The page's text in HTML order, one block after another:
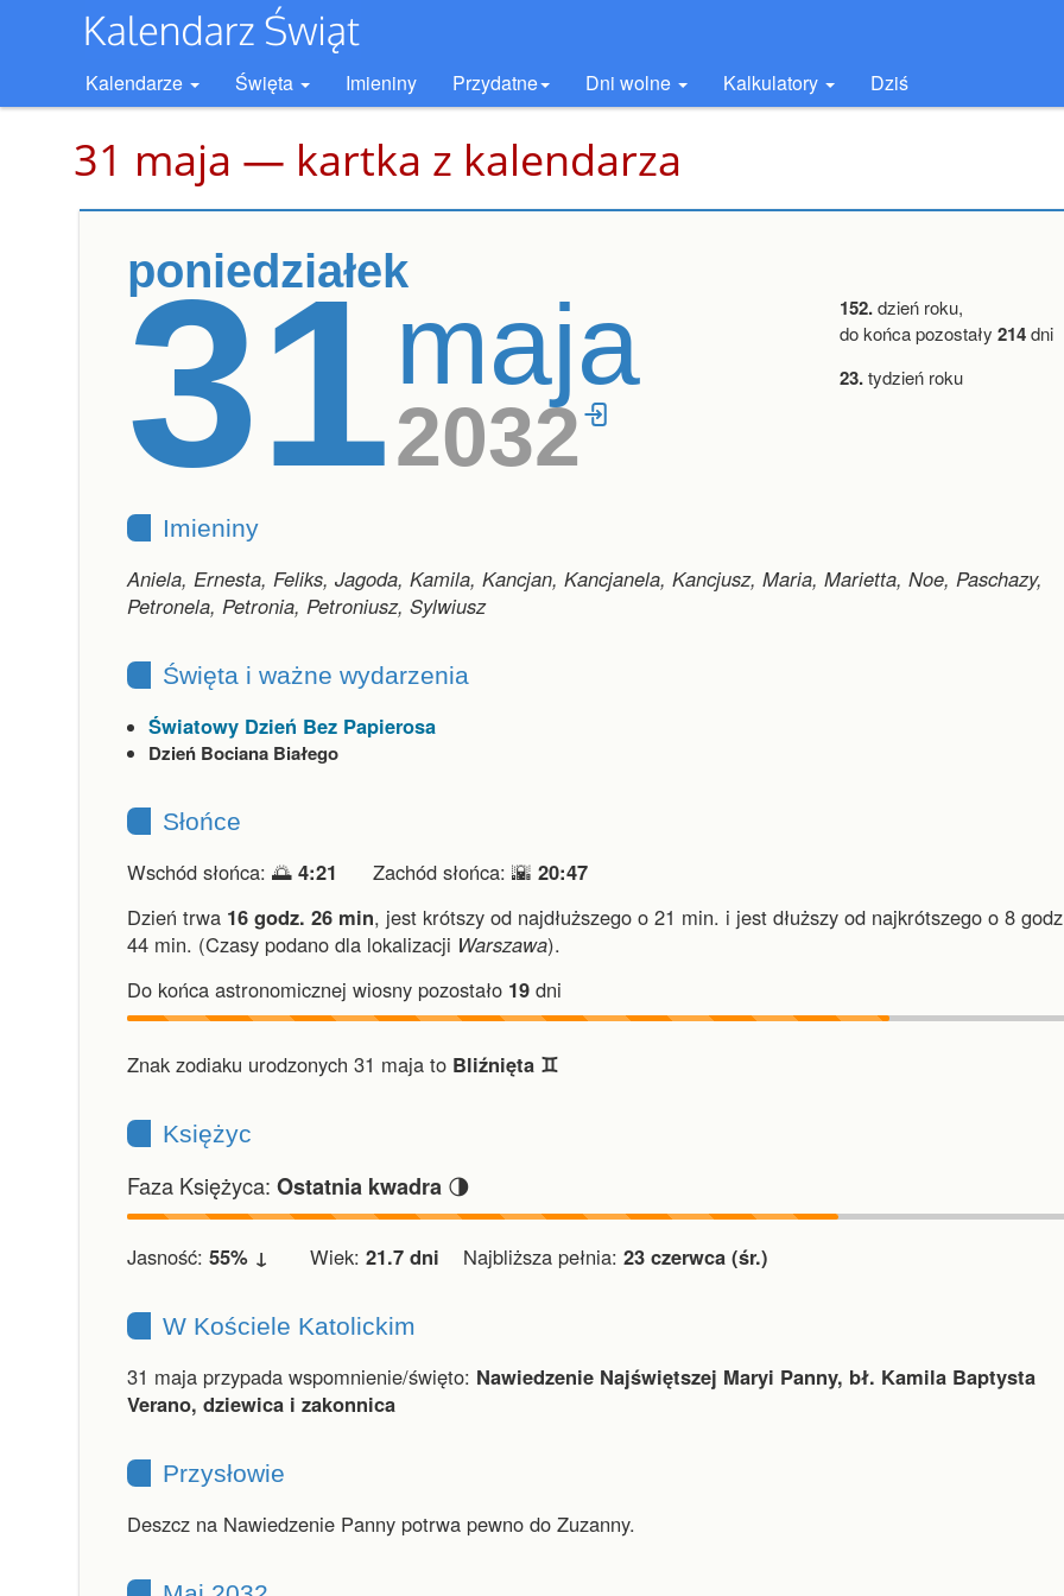
Kalendarze Święta Imieniny Przydatne Dni wolne Kalkulatory Dziś
31 maja — kartka z kalendarza
poniedziałek
31maja
2032
152.dzień roku,
do końca pozostały 214dni
23.tydzień roku
Imieniny
Aniela, Ernesta, Feliks, Jagoda, Kamila, Kancjan, Kancjanela, Kancjusz, Maria, Marietta, Noe, Paschazy,
Petronela, Petronia, Petroniusz, Sylwiusz
Święta i ważne wydarzenia
Światowy Dzień Bez Papierosa
Dzień Bociana Białego
Słońce
Wschód słońca: 🌅 4:21 Zachód słońca: 🌇 20:47
Dzień trwa 16 godz. 26 min, jest krótszy od najdłuższego o 21 min. i jest dłuższy od najkrótszego o 8
44 min. (Czasy podano dla lokalizacji Warszawa).
Do końca astronomicznej wiosny pozostało 19 dni
Znak zodiaku urodzonych 31 maja to Bliźnięta ♊︎
Księżyc
Faza Księżyca: Ostatnia kwadra 🌗
Jasność: 55% ↓ Wiek: 21.7 dni Najbliższa pełnia: 23 czerwca (śr.)
W Kościele Katolickim
31 maja przypada wspomnienie/święto: Nawiedzenie Najświętszej Maryi Panny, bł. Kamila Baptysta
Verano, dziewica i zakonnica
Przysłowie
Deszcz na Nawiedzenie Panny potrwa pewno do Zuzanny.